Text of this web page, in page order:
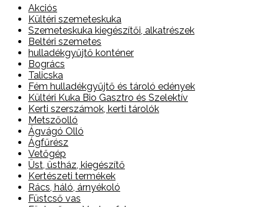
Akciós
Kültéri szemeteskuka
Szemeteskuka kiegészítői, alkatrészek
Beltéri szemetes
hulladékgyűjtő konténer
Bogrács
Talicska
Fém hulladékgyűjtő és tároló edények
Kültéri Kuka Bio Gasztro és Szelektív
Kerti szerszámok, kerti tárolók
Metszőolló
Ágvágó Olló
Ágfűrész
Vetőgép
Üst, üstház, kiegészítő
Kertészeti termékek
Rács, háló, árnyékoló
Füstcső vas